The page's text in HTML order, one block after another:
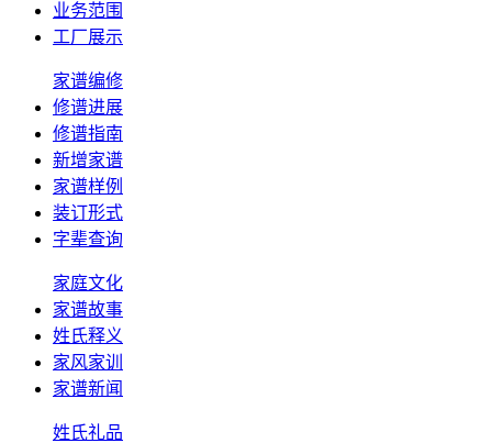
业务范围
工厂展示
家谱编修
修谱进展
修谱指南
新增家谱
家谱样例
装订形式
字辈查询
家庭文化
家谱故事
姓氏释义
家风家训
家谱新闻
姓氏礼品